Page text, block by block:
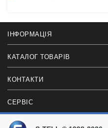
ІНФОРМАЦІЯ
КАТАЛОГ ТОВАРІВ
КОНТАКТИ
СЕРВІС